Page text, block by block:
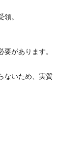
領。
要があります。
ないため、実質